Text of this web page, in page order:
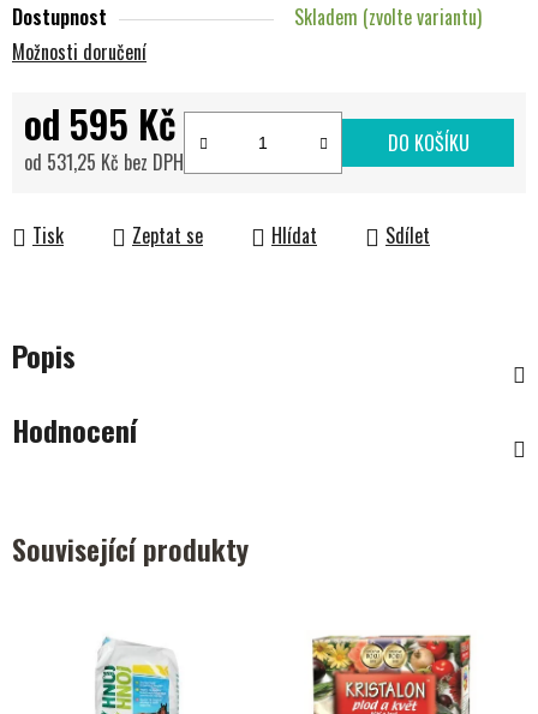
Dostupnost
Skladem (zvolte variantu)
Možnosti doručení
od 595 Kč
od 531,25 Kč bez DPH
DO KOŠÍKU
Tisk Zeptat se Hlídat Sdílet
Popis
Hodnocení
Související produkty